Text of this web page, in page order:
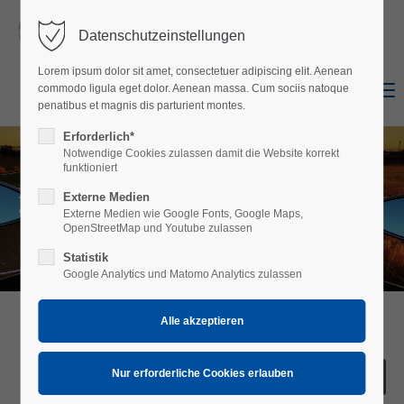
Login
Benutzername
Passwort
Anmelden
Register|Lost your password?
Support
Lorem ipsum dolor sit amet:
Menu
Shop Facebook
Zubehör
Datenschutzeinstellungen
Lorem ipsum dolor sit amet, consectetuer adipiscing elit. Aenean
commodo ligula eget dolor. Aenean massa. Cum sociis natoque
penatibus et magnis dis parturient montes.
Erforderlich*
Notwendige Cookies zulassen damit die Website korrekt
funktioniert
Externe Medien
Externe Medien wie Google Fonts, Google Maps,
OpenStreetMap und Youtube zulassen
Statistik
Google Analytics und Matomo Analytics zulassen